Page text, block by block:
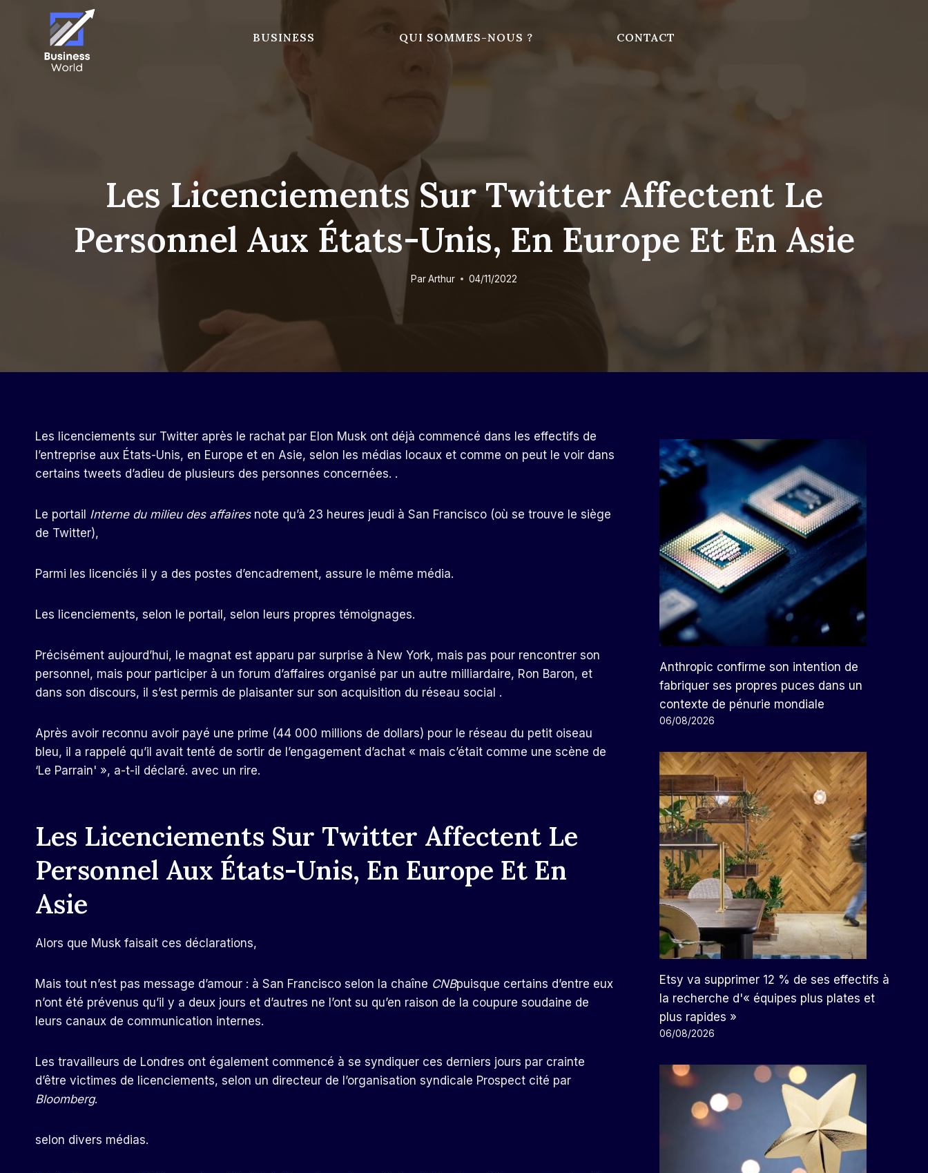
BUSINESS QUI SOMMES-NOUS ? CONTACT
Les Licenciements Sur Twitter Affectent Le
Personnel Aux États-Unis, En Europe Et En Asie
ParArthur 04/11/2022
Les licenciements sur Twitter après le rachat par Elon Musk ont ​​déjà commencé dans les effectifs de
l’entreprise aux États-Unis, en Europe et en Asie, selon les médias locaux et comme on peut le voir dans
certains tweets d’adieu de plusieurs des personnes concernées. .
Le portail Interne du milieu des affairesnote qu’à 23 heures jeudi à San Francisco (où se trouve le siège
de Twitter),
Parmi les licenciés il y a des postes d’encadrement, assure le même média.
Les licenciements, selon le portail, selon leurs propres témoignages.
Précisément aujourd’hui, le magnat est apparu par surprise à New York, mais pas pour rencontrer son
personnel, mais pour participer à un forum d’affaires organisé par un autre milliardaire, Ron Baron, et
dans son discours, il s’est permis de plaisanter sur son acquisition du réseau social .
Après avoir reconnu avoir payé une prime (44 000 millions de dollars) pour le réseau du petit oiseau
bleu, il a rappelé qu’il avait tenté de sortir de l’engagement d’achat « mais c’était comme une scène de
‘Le Parrain' », a-t-il déclaré. avec un rire.
Les Licenciements Sur Twitter Affectent Le
Personnel Aux États-Unis, En Europe Et En
Asie
Alors que Musk faisait ces déclarations,
Mais tout n’est pas message d’amour : à San Francisco selon la chaîne CNBpuisque certains d’entre eux
n’ont été prévenus qu’il y a deux jours et d’autres ne l’ont su qu’en raison de la coupure soudaine de
leurs canaux de communication internes.
Les travailleurs de Londres ont également commencé à se syndiquer ces derniers jours par crainte
d’être victimes de licenciements, selon un directeur de l’organisation syndicale Prospect cité par
Bloomberg.
selon divers médias.
Anthropic confirme son intention de
fabriquer ses propres puces dans un
contexte de pénurie mondiale
06/08/2026
Etsy va supprimer 12 % de ses effectifs à
la recherche d'« équipes plus plates et
plus rapides »
06/08/2026